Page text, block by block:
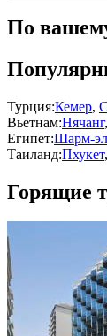
По
Турция:Кемер,
Вьетнам:Нячанг,
Египет:Шарм-
Таиланд:Пхукет,
Горящие